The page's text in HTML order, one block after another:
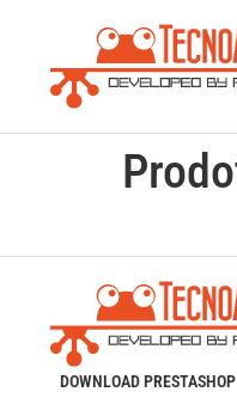
DOWNLOAD PRESTASHOP